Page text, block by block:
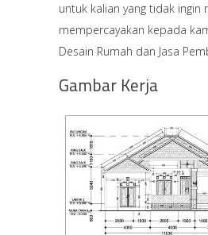
untuk kalian yang tidak ingin
mempercayakan kepada
Desain Rumah dan Jasa
Gambar Kerja